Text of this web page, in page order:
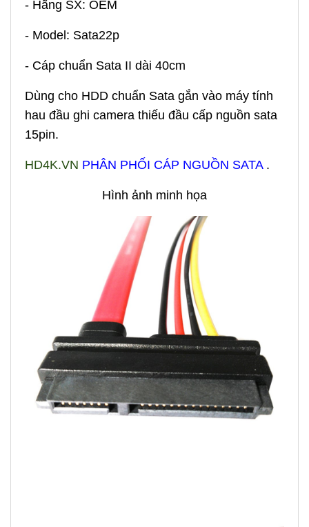
- Hãng SX: OEM
- Model: Sata22p
- Cáp chuẩn Sata II dài 40cm
Dùng cho HDD chuẩn Sata gắn vào máy tính
hau đầu ghi camera thiếu đầu cấp nguồn sata
15pin.
HD4K.VN PHÂN PHỐI CÁP NGUỒN SATA .
Hình ảnh minh họa